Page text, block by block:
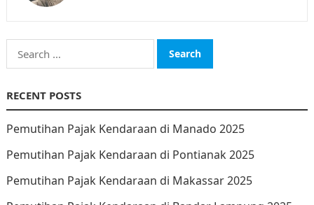
Search
for:
RECENT POSTS
Pemutihan Pajak Kendaraan di Manado 2025
Pemutihan Pajak Kendaraan di Pontianak 2025
Pemutihan Pajak Kendaraan di Makassar 2025